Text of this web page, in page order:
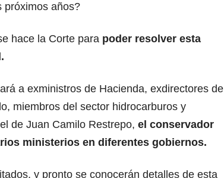
próximos años?
hace la Corte para poder resolver esta
a exministros de Hacienda, exdirectores de
miembros del sector hidrocarburos y
de Juan Camilo Restrepo, el conservador
ministerios en diferentes gobiernos.
y pronto se conocerán detalles de esta